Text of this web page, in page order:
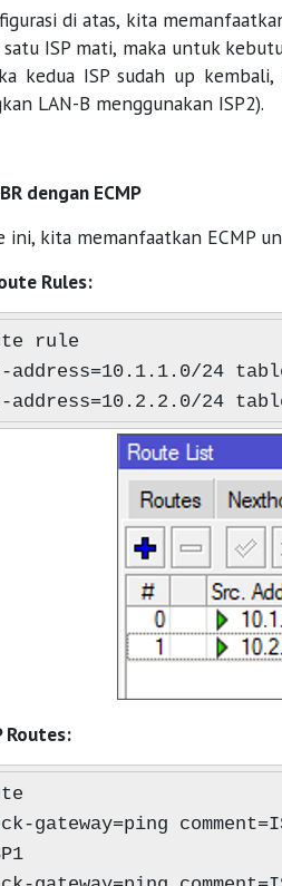
di atas, kita
satu ISP mati, maka untuk
kedua ISP sudah up
LAN-B menggunakan ISP2).
dengan ECMP
ini, kita memanfaatkan ECMP
Rules:
rule
address=10.1.1.0/24
address=10.2.2.0/24
Routes:
gateway=ping